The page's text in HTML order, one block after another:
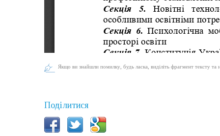
Якщо ви знайшли помилку, будь ласка, виділіть фрагмент тексту та
Поділитися